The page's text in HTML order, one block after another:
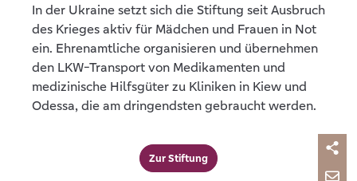
In der Ukraine setzt sich die Stiftung seit Ausbruch
des Krieges aktiv für Mädchen und Frauen in Not
ein. Ehrenamtliche organisieren und übernehmen
den LKW-Transport von Medikamenten und
medizinische Hilfsgüter zu Kliniken in Kiew und
Odessa, die am dringendsten gebraucht werden.
Zur Stiftung